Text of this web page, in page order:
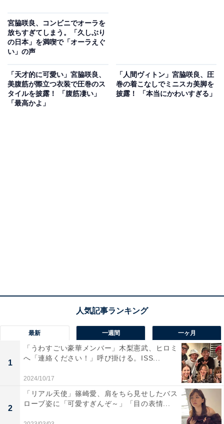
宮脇咲良、コンビニでオーラを
放ちすぎてしまう。「久しぶり
の日本」を満喫で「オーラえぐ
い」の声
「天才的に可愛い」宮脇咲良、
美腹筋が際立つ衣装で圧巻のス
タイルを披露！ 「腹筋凄い」
「最高かよ」
「人間ヴィトン」宮脇咲良、圧
巻の着こなしでミニスカ美脚を
披露！ 「本当にかわいすぎる」
最新 一週間 一ヶ月
1
「うわすごい豪華メンバー」木梨憲武、ヒロミ
へ「連絡ください！」呼び掛ける。ISS...
2024/10/17
2
「リアル天使」篠崎愛、肩をちら見せしたバス
ローブ姿に「可愛すぎんぞ～」「目の表情...